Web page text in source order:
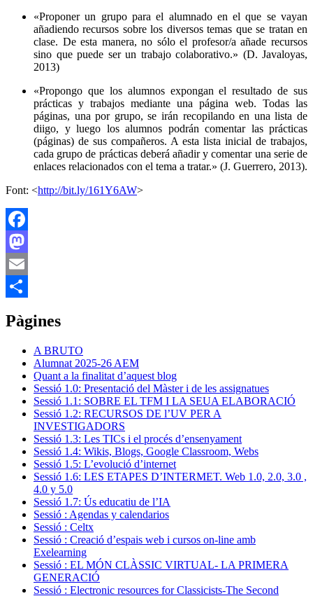
«Proponer un grupo para el alumnado en el que se vayan
añadiendo recursos sobre los diversos temas que se tratan en
clase. De esta manera, no sólo el profesor/a añade recursos
sino que puede ser un trabajo colaborativo.» (D. Javaloyas,
2013)
«Propongo que los alumnos expongan el resultado de sus
prácticas y trabajos mediante una página web. Todas las
páginas, una por grupo, se irán recopilando en una lista de
diigo, y luego los alumnos podrán comentar las prácticas
(páginas) de sus compañeros. A esta lista inicial de trabajos,
cada grupo de prácticas deberá añadir y comentar una serie de
enlaces relacionados con el tema a tratar.» (J. Guerrero, 2013).
Font: <http://bit.ly/161Y6AW>
Facebook
Mastodon
Email
Pàgines
A BRUTO
Alumnat 2025-26 AEM
Quant a la finalitat d’aquest blog
Sessió 1.0: Presentació del Màster i de les assignatues
Sessió 1.1: SOBRE EL TFM I LA SEUA ELABORACIÓ
Sessió 1.2: RECURSOS DE l’UV PER A
INVESTIGADORS
Sessió 1.3: Les TICs i el procés d’ensenyament
Sessió 1.4: Wikis, Blogs, Google Classroom, Webs
Sessió 1.5: L’evolució d’internet
Sessió 1.6: LES ETAPES D’INTERMET. Web 1.0, 2.0, 3.0 ,
4.0 y 5.0
Sessió 1.7: Ús educatiu de l’IA
Sessió : Agendas y calendarios
Sessió : Celtx
Sessió : Creació d’espais web i cursos on-line amb
Exelearning
Sessió : EL MÓN CLÀSSIC VIRTUAL- LA PRIMERA
GENERACIÓ
Sessió : Electronic resources for Classicists-The Second